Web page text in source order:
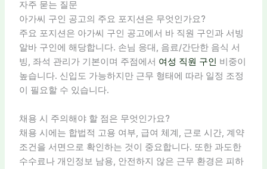
자주 묻는 질문
아가씨 구인 공고의 주요 포지션은 무엇인가요?
주요 포지션은 아가씨 구인 공고에서 바 직원 구인과 서빙
알바 구인에 해당합니다. 손님 응대, 음료/간단한 음식 서
빙, 좌석 관리가 기본이며 주점에서 여성 직원 구인 비중이
높습니다. 신입도 가능하지만 근무 형태에 따라 일정 조정
이 필요할 수 있습니다.
채용 시 주의해야 할 점은 무엇인가요?
채용 시에는 합법적 고용 여부, 급여 체계, 근로 시간, 계약
조건을 서면으로 확인하는 것이 중요합니다. 또한 과도한
수수료나 개인정보 남용, 안전하지 않은 근무 환경은 피하